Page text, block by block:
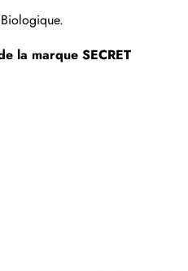
la marqueSECRET